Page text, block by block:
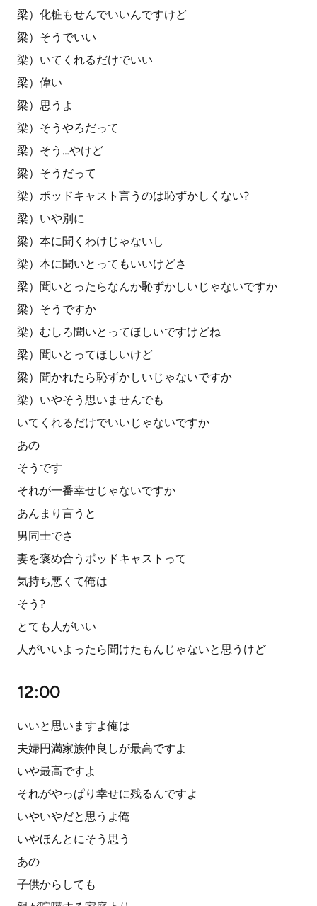
梁）化粧もせんでいいんですけど
梁）そうでいい
梁）いてくれるだけでいい
梁）偉い
梁）思うよ
梁）そうやろだって
梁）そう…やけど
梁）そうだって
梁）ポッドキャスト言うのは恥ずかしくない?
梁）いや別に
梁）本に聞くわけじゃないし
梁）本に聞いとってもいいけどさ
梁）聞いとったらなんか恥ずかしいじゃないですか
梁）そうですか
梁）むしろ聞いとってほしいですけどね
梁）聞いとってほしいけど
梁）聞かれたら恥ずかしいじゃないですか
梁）いやそう思いませんでも
いてくれるだけでいいじゃないですか
あの
そうです
それが一番幸せじゃないですか
あんまり言うと
男同士でさ
妻を褒め合うポッドキャストって
気持ち悪くて俺は
そう?
とても人がいい
人がいいよったら聞けたもんじゃないと思うけど
12:00
いいと思いますよ俺は
夫婦円満家族仲良しが最高ですよ
いや最高ですよ
それがやっぱり幸せに残るんですよ
いやいやだと思うよ俺
いやほんとにそう思う
あの
子供からしても